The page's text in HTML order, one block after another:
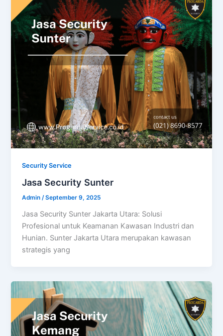
Security Service
Jasa Security Sunter
Admin/September 9, 2025
Jasa Security Sunter Jakarta Utara: Solusi
Profesional untuk Keamanan Kawasan Industri dan
Hunian. Sunter Jakarta Utara merupakan kawasan
strategis yang